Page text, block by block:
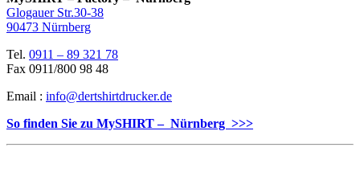
Glogauer Str.30-38
90473 Nürnberg
Tel. 0911 – 89 321 78
Fax 0911/800 98 48
Email : info@dertshirtdrucker.de
So finden Sie zu MySHIRT – Nürnberg >>>